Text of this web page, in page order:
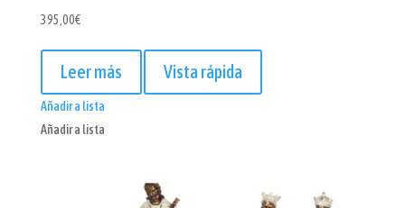
395,00€
Leer más Vista rápida
Añadir a lista
Añadir a lista